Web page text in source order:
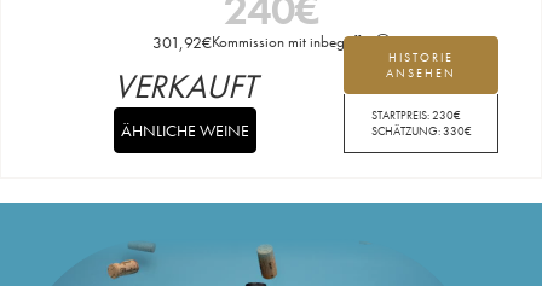
301,92€Kommission mit inbegriffen
HISTORIE
ANSEHEN
STARTPREIS:230€
SCHÄTZUNG:330€
VERKAUFT
ÄHNLICHE WEINE